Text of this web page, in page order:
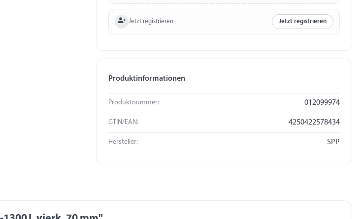
Jetzt registrieren Jetzt registrieren
Produktinformationen
Produktnummer: 012099974
GTIN/EAN: 4250422578434
Hersteller: SPP